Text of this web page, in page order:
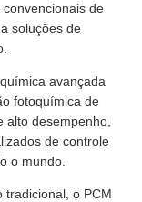
de
soluções de
avançada
fotoquímica de
alto desempenho,
de controle
o mundo.
tradicional, o PCM